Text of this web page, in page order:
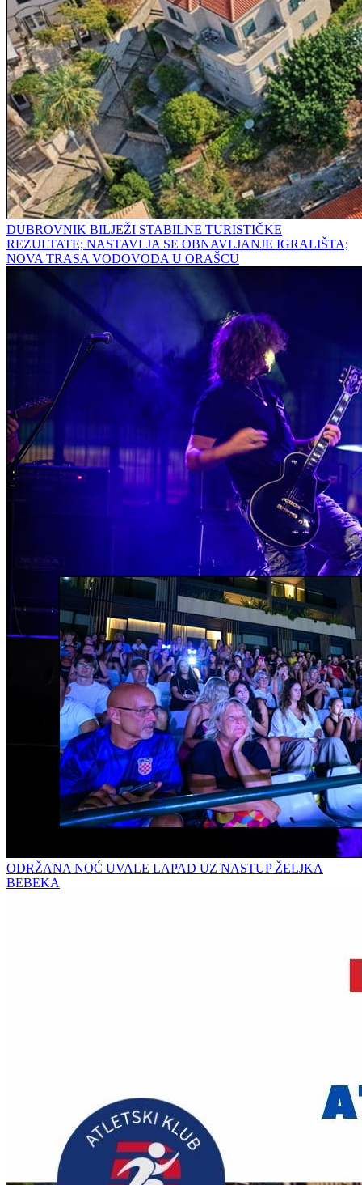
DUBROVNIK BILJEŽI STABILNE TURISTIČKE
REZULTATE; NASTAVLJA SE OBNAVLJANJE IGRALIŠTA;
NOVA TRASA VODOVODA U ORAŠCU
ODRŽANA NOĆ UVALE LAPAD UZ NASTUP ŽELJKA
BEBEKA